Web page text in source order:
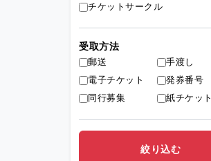
チケットサークル
受取方法
郵送
手渡し
電子チケット
発券番号
同行募集
紙チケット